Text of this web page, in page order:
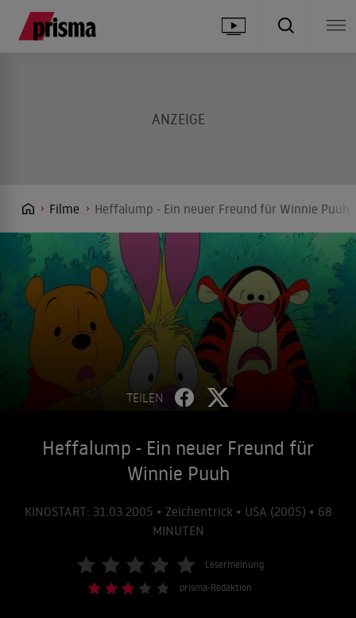
Filme Heffalump - Ein neuer Freund für Winnie Puuh
TEILEN
Heffalump - Ein neuer Freund für
Winnie Puuh
KINOSTART: 31.03.2005 • Zeichentrick • USA (2005) • 68
MINUTEN
Lesermeinung
prisma-Redaktion